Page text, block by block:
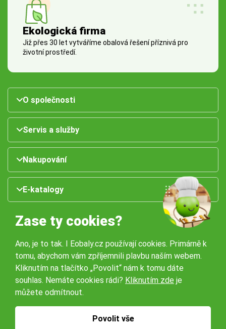
Ekologická firma
Již přes 30 let vytváříme obalová řešení příznivá pro
životní prostředí.
O společnosti
Servis a služby
Nakupování
E-katalogy
Naše pobočky:
Obchodní podmínky
Zase ty cookies?
Ano, je to tak. I Eobaly.cz používají cookies. Primárně k
tomu, abychom vám zpříjemnili plavbu naším webem.
Kliknutím na tlačítko „Povolit“ nám k tomu dáte
souhlas. Nemáte cookies rádi? Kliknutím zde je
můžete odmítnout.
Povolit vše